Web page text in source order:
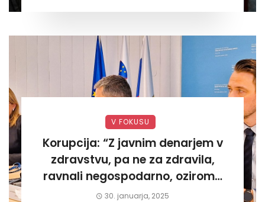
V FOKUSU
Korupcija: “Z javnim denarjem v
zdravstvu, pa ne za zdravila,
ravnali negospodarno, oziroma
za lastni žep. Tokrat na Žalskem«
30. januarja, 2025